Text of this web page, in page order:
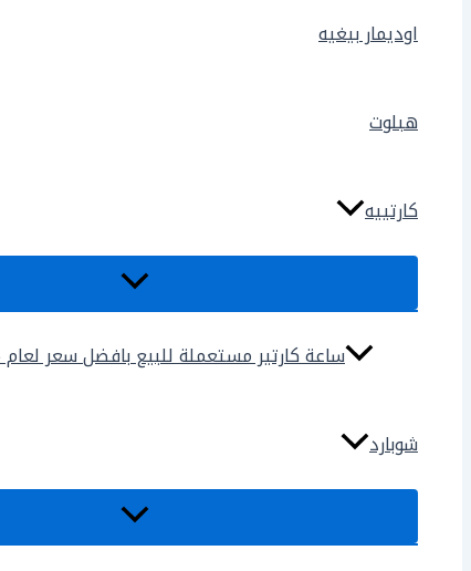
اوديمار بيغيه
هبلوت
كارتييه
ساعة كارتير مستعملة للبيع بافضل سعر لعام 2025
شوبارد